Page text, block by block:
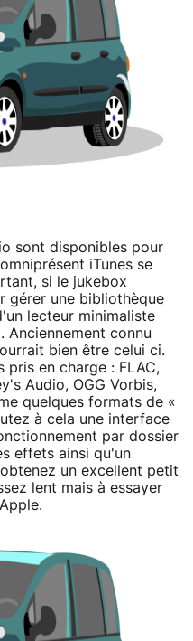
sont disponibles pour
iTunes se
si le jukebox
gérer une bibliothèque
lecteur minimaliste
Anciennement connu
bien être celui ci.
pris en charge : FLAC,
Audio, OGG Vorbis,
quelques formats de «
à cela une interface
par dossier
effets ainsi qu'un
un excellent petit
lent mais à essayer